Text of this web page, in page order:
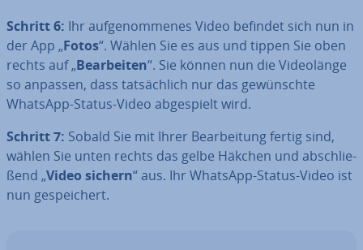
Schritt 6: Ihr auf­ge­nom­me­nes Video befindet sich nun in
der App „Fotos“. Wählen Sie es aus und tippen Sie oben
rechts auf „Be­ar­bei­ten“. Sie können nun die Vi­deo­län­ge
so anpassen, dass tat­säch­lich nur das ge­wünsch­te
WhatsApp-Status-Video ab­ge­spielt wird.
Schritt 7: Sobald Sie mit Ihrer Be­ar­bei­tung fertig sind,
wählen Sie unten rechts das gelbe Häkchen und ab­schlie­
ßend „Video sichern“ aus. Ihr WhatsApp-Status-Video ist
nun ge­spei­chert.